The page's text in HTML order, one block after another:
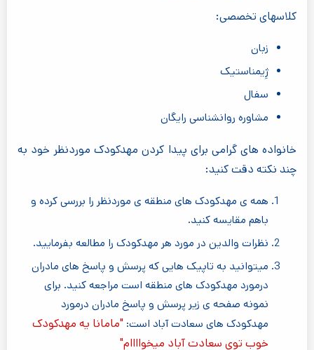
کلاسهای تخصصی:
زبان
ژِیمناستیک
سفال
مشاوره روانشناسی رایگان
خانواده های گرامی برای پیدا کردن مهدکودک موردنظر خود به
چند نکته دقت کنید:
همه ی مهدکودک های منطقه ی موردنظر را بررسی کرده و
باهم مقایسه کنید.
نظرات والدین در مورد هر مهدکودک را مطالعه بفرمایید.
میتوانید به تاپیک هایی که پرسش و پاسخ های مادران
درمورد مهدکودک های منطقه است مراجعه کنید. برای
نمونه صفحه ی زیر پرسش و پاسخ مادران درمورد
مهدکودک های سعادت آباد است: "مامانا یه مهدکودک
خوب توی سعادت آباد میخواااام"